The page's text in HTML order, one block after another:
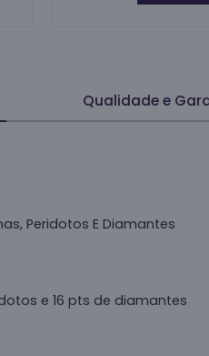
Qualidade e
Peridotos E Diamantes
e 16 pts de diamantes